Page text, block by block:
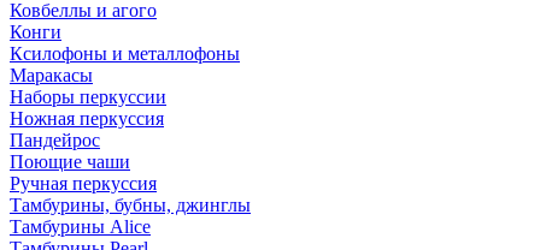
Ковбеллы и агого
Конги
Ксилофоны и металлофоны
Маракасы
Наборы перкуссии
Ножная перкуссия
Пандейрос
Поющие чаши
Ручная перкуссия
Тамбурины, бубны, джинглы
Тамбурины Alice